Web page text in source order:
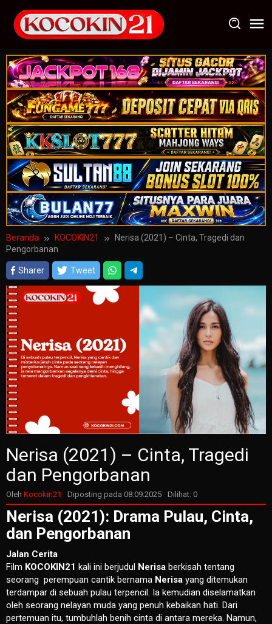
konten
Beranda KOCOKIN21
Nerisa (2021) – Cinta, Tragedi dan
Pengorbanan
Sharer Tweet
Nerisa (2021) – Cinta, Tragedi
dan Pengorbanan
Oleh Kocokin21 Diposting pada 08.09.2025 Dilihat: 0
Nerisa (2021): Drama Pulau, Cinta,
dan Pengorbanan
Jalan Cerita
Film KOCOKIN21 kali ini berjudul Nerisa berkisah tentang
seorang perempuan cantik bernama Nerisa yang ditemukan
terdampar di sebuah pulau terpencil. Ia kemudian diselamatkan
oleh seorang nelayan muda yang penuh kebaikan hati. Dari
pertemuan itu, tumbuhlah benih cinta di antara mereka. Namun,